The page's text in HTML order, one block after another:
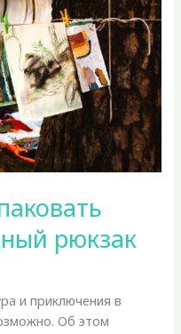
рюкзак
и приключения в
Об этом